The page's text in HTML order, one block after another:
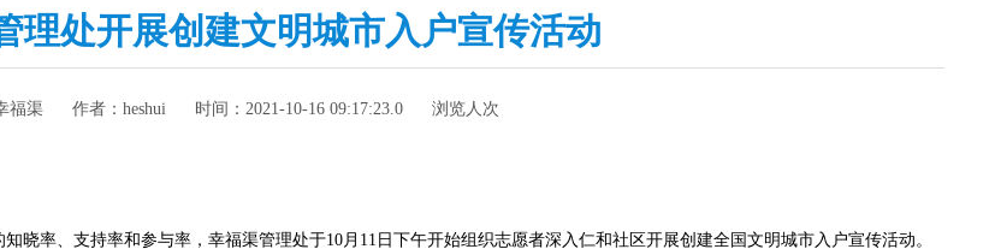
理处开展创建文明城市入户宣传活动
福渠 作者： heshui 时间： 2021-10-16 09:17:23.0 浏览人次
晓率、支持率和参与率，幸福渠管理处于10月11日下午开始组织志愿者深入仁和社区开展创建全国文明城市入户宣传活动。